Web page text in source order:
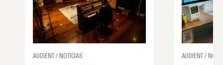
AUDIENT / NOTICIAS AUDIENT /